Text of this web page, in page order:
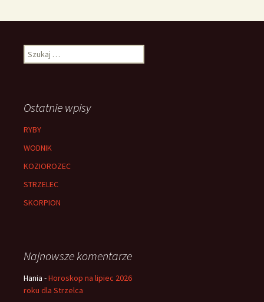
Szukaj:
Ostatnie wpisy
RYBY
WODNIK
KOZIOROZEC
STRZELEC
SKORPION
Najnowsze komentarze
Hania -Horoskop na lipiec 2026
roku dla Strzelca